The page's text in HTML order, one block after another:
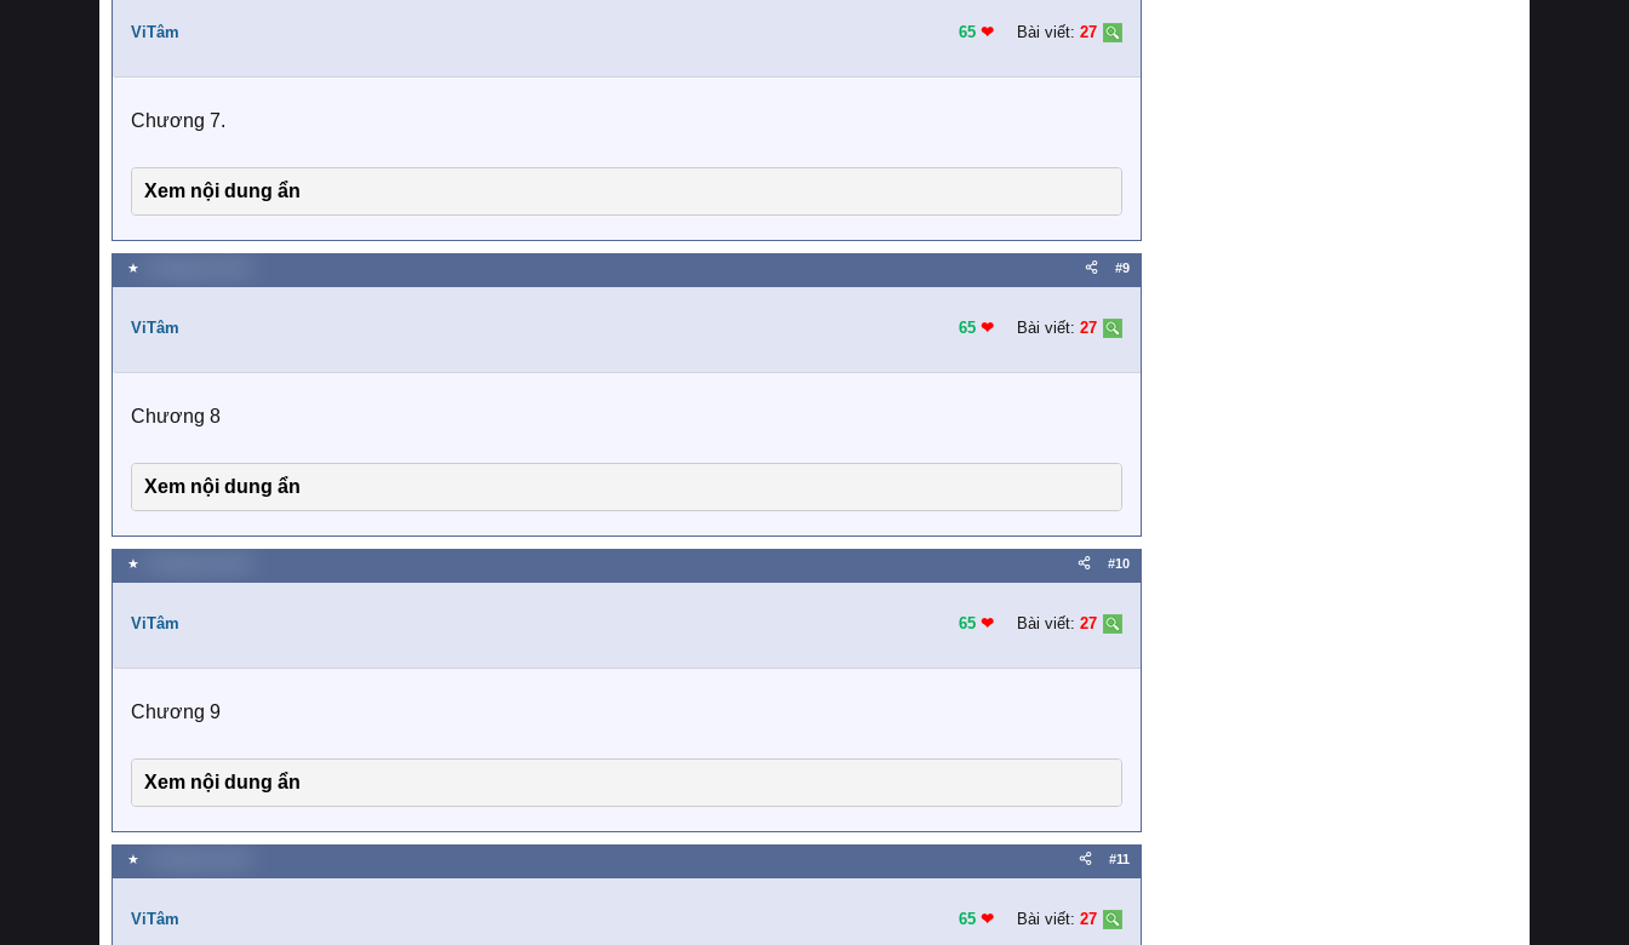
ViTâm 65 ❤︎ Bài viết: 27
Chương 7.
Xem nội dung ẩn
★ #9
ViTâm 65 ❤︎ Bài viết: 27
Chương 8
Xem nội dung ẩn
★ #10
ViTâm 65 ❤︎ Bài viết: 27
Chương 9
Xem nội dung ẩn
★ #11
ViTâm 65 ❤︎ Bài viết: 27